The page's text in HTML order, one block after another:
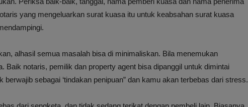
yang mengeluarkan surat kuasa itu untuk keabsahan surat kuasa
alhasil semua masalah bisa di minimaliskan. Bila menemukan
Baik notaris, pemilik dan property agent bisa dipanggil untuk dimintai
berwajib sebagai ‘tindakan penipuan” dan kamu akan terbebas dari stress.